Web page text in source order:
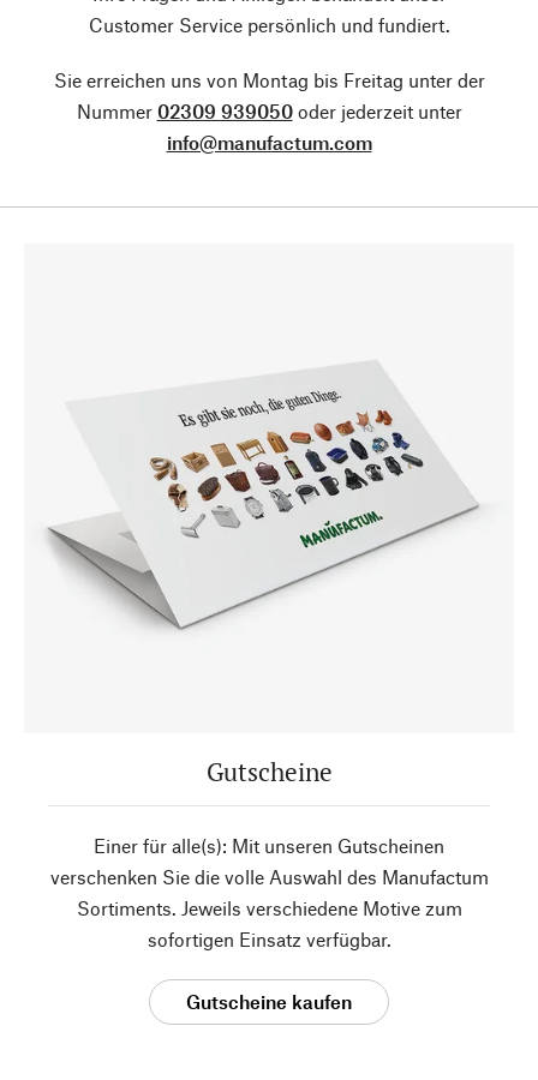
Customer Service persönlich und fundiert.
Sie erreichen uns von Montag bis Freitag unter der
Nummer 02309 939050oder jederzeit unter
info@manufactum.com
Gutscheine
Einer für alle(s): Mit unseren Gutscheinen
verschenken Sie die volle Auswahl des Manufactum
Sortiments. Jeweils verschiedene Motive zum
sofortigen Einsatz verfügbar.
Gutscheine kaufen